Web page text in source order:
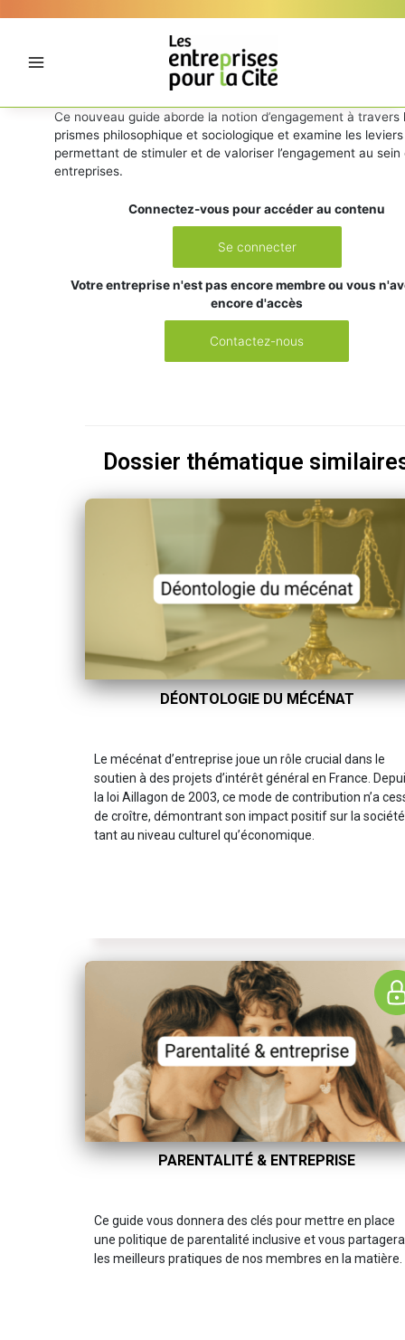
Ce nouveau guide aborde la notion d’engagement à travers
prismes philosophique et sociologique et examine les leviers
permettant de stimuler et de valoriser l’engagement au sein
entreprises.
Connectez-vous pour accéder au contenu
Se connecter
Votre entreprise n'est pas encore membre ou vous
encore d'accès
Contactez-nous
Dossier thématique
DÉONTOLOGIE DU MÉCÉNAT
Le mécénat d’entreprise joue un rôle crucial dans le
soutien à des projets d’intérêt général en France.
la loi Aillagon de 2003, ce mode de contribution n’a
de croître, démontrant son impact positif sur la
tant au niveau culturel qu’économique.
PARENTALITÉ & ENTREPRISE
Ce guide vous donnera des clés pour mettre en place
une politique de parentalité inclusive et vous partagera
les meilleurs pratiques de nos membres en la matière.